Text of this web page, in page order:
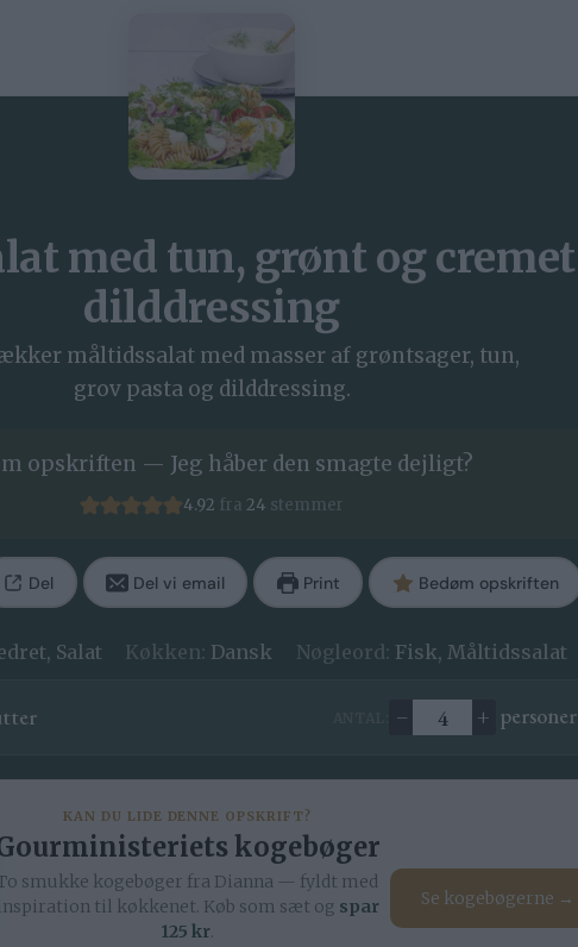
med tun, grønt og cremet
dilddressing
måltidssalat med masser af grøntsager, tun,
grov pasta og dilddressing.
opskriften — Jeg håber den smagte dejligt?
4.92 fra24 stemmer
Del Del vi email Print Bedøm opskriften
Salat Køkken: Dansk Nøgleord: Fisk, Måltidssalat
Ændre antal
– + personer
KAN DU LIDE DENNE OPSKRIFT?
kogebøger
smukke kogebøger fra Dianna — fyldt med
til køkkenet. Køb som sæt og spar
125 kr.
Se kogebøgerne →